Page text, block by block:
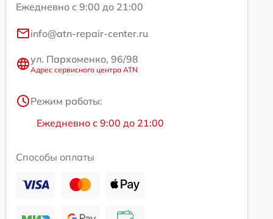
Ежедневно с 9:00 до 21:00
info@atn-repair-center.ru
ул. Пархоменко, 96/98
Адрес сервисного центра ATN
Режим работы:
Ежедневно с 9:00 до 21:00
Способы оплаты